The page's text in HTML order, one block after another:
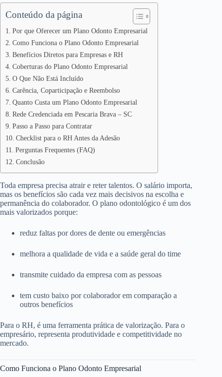
Conteúdo da página
Por que Oferecer um Plano Odonto Empresarial
Como Funciona o Plano Odonto Empresarial
Benefícios Diretos para Empresas e RH
Coberturas do Plano Odonto Empresarial
O Que Não Está Incluído
Carência, Coparticipação e Reembolso
Quanto Custa um Plano Odonto Empresarial
Rede Credenciada em Pescaria Brava – SC
Passo a Passo para Contratar
Checklist para o RH Antes da Adesão
Perguntas Frequentes (FAQ)
Conclusão
Toda empresa precisa atrair e reter talentos. O salário importa,
mas os benefícios são cada vez mais decisivos na escolha e
permanência do colaborador. O plano odontológico é um dos
mais valorizados porque:
reduz faltas por dores de dente ou emergências
melhora a qualidade de vida e a saúde geral do time
transmite cuidado da empresa com as pessoas
tem custo baixo por colaborador em comparação a
outros benefícios
Para o RH, é uma ferramenta prática de valorização. Para o
empresário, representa produtividade e competitividade no
mercado.
Como Funciona o Plano Odonto Empresarial